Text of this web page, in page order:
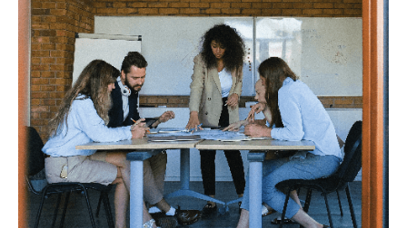
INCREMENTAR
LA
COMPETITIVIDAD